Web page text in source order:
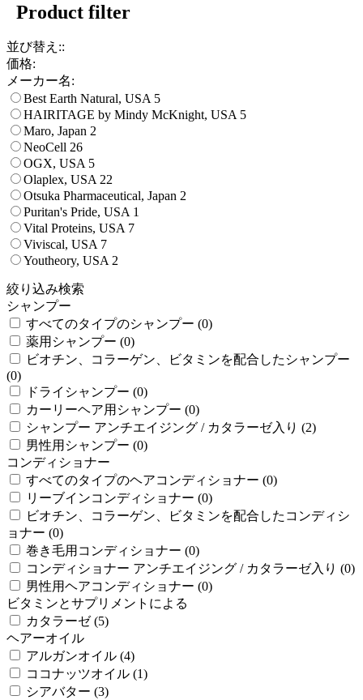
Product filter
並び替え::
価格:
メーカー名:
Best Earth Natural, USA 5
HAIRITAGE by Mindy McKnight, USA 5
Maro, Japan 2
NeoCell 26
OGX, USA 5
Olaplex, USA22
Otsuka Pharmaceutical, Japan 2
Puritan's Pride, USA 1
Vital Proteins, USA 7
Viviscal, USA 7
Youtheory, USA2
絞り込み検索
シャンプー
すべてのタイプのシャンプー (0)
薬用シャンプー (0)
ビオチン、コラーゲン、ビタミンを配合したシャンプー
(0)
ドライシャンプー (0)
カーリーヘア用シャンプー (0)
シャンプー アンチエイジング / カタラーゼ入り (2)
男性用シャンプー (0)
コンディショナー
すべてのタイプのヘアコンディショナー (0)
リーブインコンディショナー (0)
ビオチン、コラーゲン、ビタミンを配合したコンディシ
ョナー (0)
巻き毛用コンディショナー (0)
コンディショナー アンチエイジング / カタラーゼ入り (0)
男性用ヘアコンディショナー (0)
ビタミンとサプリメントによる
カタラーゼ (5)
ヘアーオイル
アルガンオイル (4)
ココナッツオイル (1)
シアバター (3)